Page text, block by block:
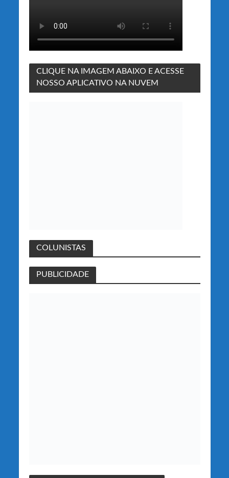
CLIQUE NA IMAGEM ABAIXO E ACESSE
NOSSO APLICATIVO NA NUVEM
COLUNISTAS
PUBLICIDADE